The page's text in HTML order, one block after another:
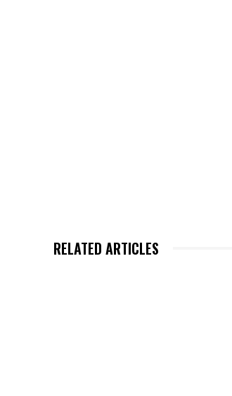
RELATED ARTICLES